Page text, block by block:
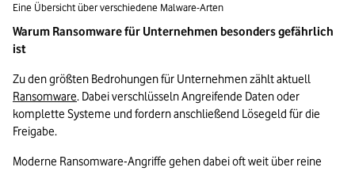
Eine Übersicht über verschiedene Malware-Arten
Warum Ransomware für Unternehmen besonders gefährlich
ist
Ransomware. Dabei verschlüsseln Angreifende Daten oder
komplette Systeme und fordern anschließend Lösegeld für die
Freigabe.
Moderne Ransomware-Angriffe gehen dabei oft weit über reine